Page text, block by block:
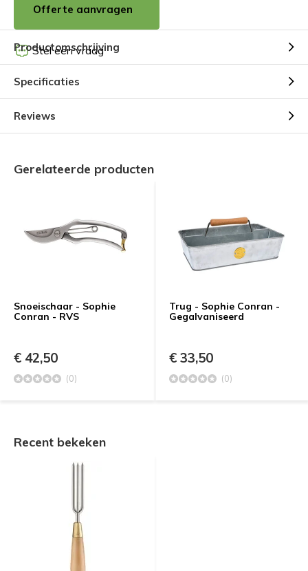
Offerte aanvragen
Stel een vraag
Productomschrijving
Specificaties
Reviews
Gerelateerde producten
Snoeischaar - Sophie
Conran - RVS
€ 42,50
(0)
Trug - Sophie Conran -
Gegalvaniseerd
€ 33,50
(0)
Recent bekeken